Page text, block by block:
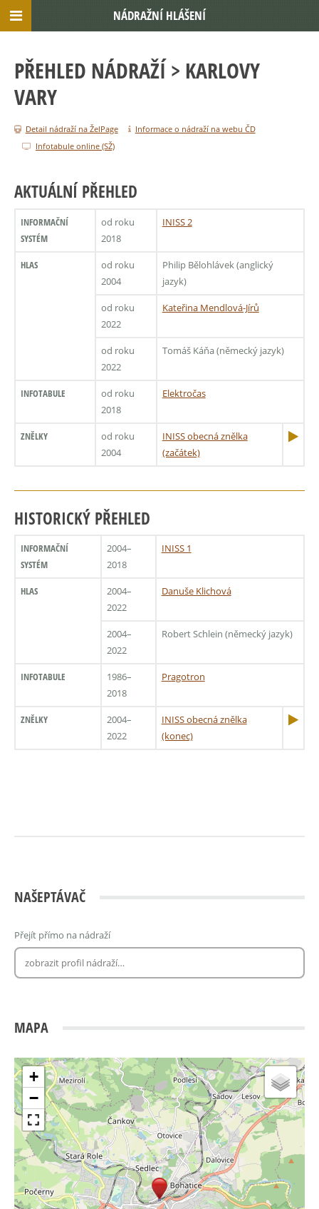
PŘEHLED NÁDRAŽÍ > KARLOVY
VARY
Detail nádraží na ŽelPage
Informace o nádraží na webu ČD
Infotabule online (SŽ)
AKTUÁLNÍ PŘEHLED
INFORMAČNÍ
SYSTÉM
od roku
2018
INISS 2
HLAS
od roku
2004
Philip Bělohlávek (anglický
jazyk)
od roku
2022
Kateřina Mendlová-Jírů
od roku
2022
Tomáš Káňa (německý jazyk)
INFOTABULE
od roku
2018
Elektročas
ZNĚLKY
od roku
2004
INISS obecná znělka
(začátek)
HISTORICKÝ PŘEHLED
INFORMAČNÍ
SYSTÉM
2004–
2018
INISS 1
HLAS
2004–
2022
Danuše Klichová
2004–
2022
Robert Schlein (německý jazyk)
INFOTABULE
1986–
2018
Pragotron
ZNĚLKY
2004–
2022
INISS obecná znělka
(konec)
NAŠEPTÁVAČ
Přejít přímo na nádraží
MAPA
+
−
NÁDRAŽNÍ HLÁŠENÍ